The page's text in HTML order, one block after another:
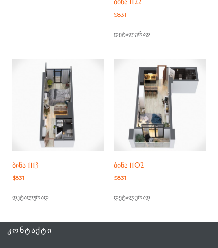
ᲑᲘᲜᲐ 1122
$831
დეტალურად
ᲑᲘᲜᲐ 1113
$831
დეტალურად
ᲑᲘᲜᲐ 1102
$831
დეტალურად
ᲙᲝᲜᲢᲐᲥᲢᲘ